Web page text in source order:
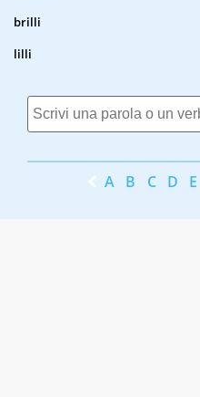
brilli
lilli
A B C D E